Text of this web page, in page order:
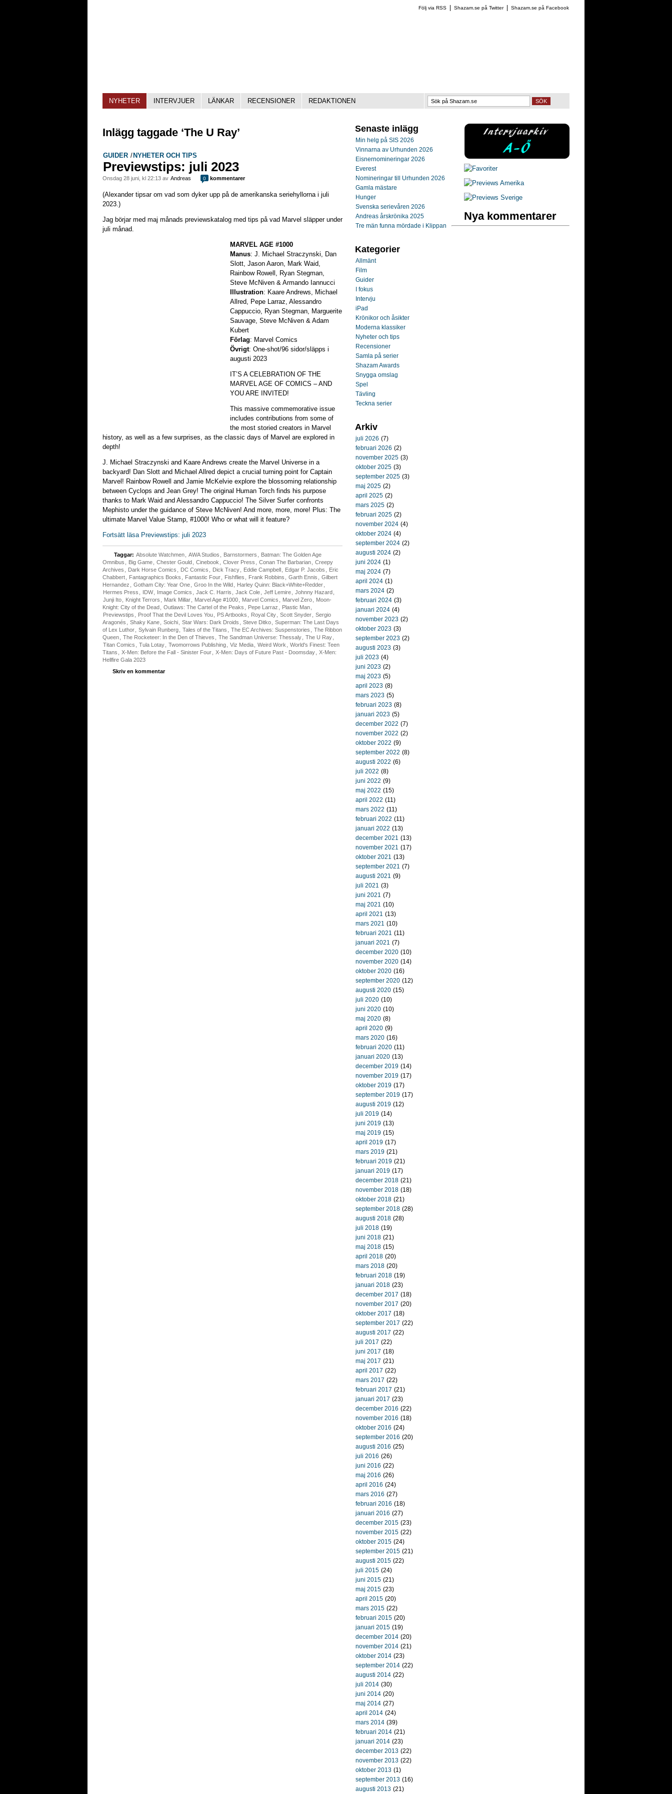
Shazam.se på Facebook
Shazam.se på Twitter
Följ via RSS
NYHETER INTERVJUER LÄNKAR RECENSIONER REDAKTIONEN SÖK
Inlägg taggade ‘The U Ray’
GUIDER / NYHETER OCH TIPS
Previewstips: juli 2023
onsdag 28 juni, kl 22:13 av Andreas 0 kommentarer
(Alexander tipsar om vad som dyker upp på de amerikanska seriehyllorna i juli
2023.)
Jag börjar med maj månads previewskatalog med tips på vad Marvel släpper under
juli månad.
MARVEL AGE #1000
Manus: J. Michael Straczynski, Dan
Slott, Jason Aaron, Mark Waid,
Rainbow Rowell, Ryan Stegman,
Steve McNiven & Armando Iannucci
Illustration: Kaare Andrews, Michael
Allred, Pepe Larraz, Alessandro
Cappuccio, Ryan Stegman, Marguerite
Sauvage, Steve McNiven & Adam
Kubert
Förlag: Marvel Comics
Övrigt: One-shot/96 sidor/släpps i
augusti 2023
IT’S A CELEBRATION OF THE
MARVEL AGE OF COMICS – AND
YOU ARE INVITED!
This massive commemorative issue
includes contributions from some of
the most storied creators in Marvel
history, as well as a few surprises, as the classic days of Marvel are explored in
depth!
J. Michael Straczynski and Kaare Andrews create the Marvel Universe in a
backyard! Dan Slott and Michael Allred depict a crucial turning point for Captain
Marvel! Rainbow Rowell and Jamie McKelvie explore the blossoming relationship
between Cyclops and Jean Grey! The original Human Torch finds his purpose
thanks to Mark Waid and Alessandro Cappuccio! The Silver Surfer confronts
Mephisto under the guidance of Steve McNiven! And more, more, more! Plus: The
ultimate Marvel Value Stamp, #1000! Who or what will it feature?
Fortsätt läsa Previewstips: juli 2023
Taggar: Absolute Watchmen AWA Studios Barnstormers
Batman: The Golden Age
Omnibus
Big Game Chester Gould Cinebook Clover Press Conan The Barbarian
Creepy
Archives
Dark Horse Comics DC Comics Dick Tracy Eddie Campbell Edgar P. Jacobs
Eric
Chabbert
Fantagraphics Books Fantastic Four Fishflies Frank Robbins Garth Ennis
Gilbert
Hernandez
Gotham City: Year One Groo In the Wild Harley Quinn: Black+White+Redder
Hermes Press
IDW Image Comics Jack C. Harris Jack Cole Jeff Lemire Johnny Hazard
Junji Ito
Knight Terrors Mark Millar Marvel Age #1000 Marvel Comics Marvel Zero
Moon-
Knight: City of the Dead
Outlaws: The Cartel of the Peaks Pepe Larraz Plastic Man
Previewstips
Proof That the Devil Loves You PS Artbooks Royal City Scott Snyder
Sergio
Aragonés
Shaky Kane Soichi Star Wars: Dark Droids Steve Ditko
Superman: The Last Days
of Lex Luthor
Sylvain Runberg Tales of the Titans The EC Archives: Suspenstories
The Ribbon
Queen
The Rocketeer: In the Den of Thieves The Sandman Universe: Thessaly The U Ray
Titan Comics
Tula Lotay Twomorrows Publishing Viz Media Weird Work
World's Finest: Teen
Titans
X-Men: Before the Fall - Sinister Four X-Men: Days of Future Past - Doomsday
X-Men:
Hellfire Gala 2023
Skriv en kommentar
Senaste inlägg
Min helg på SIS 2026
Vinnarna av Urhunden 2026
Eisnernomineringar 2026
Everest
Nomineringar till Urhunden 2026
Gamla mästare
Hunger
Svenska serievåren 2026
Andreas årskrönika 2025
Tre män funna mördade i Klippan
Kategorier
Allmänt
Film
Guider
I fokus
Intervju
iPad
Krönikor och åsikter
Moderna klassiker
Nyheter och tips
Recensioner
Samla på serier
Shazam Awards
Snygga omslag
Spel
Tävling
Teckna serier
Arkiv
juli 2026 (7)
februari 2026 (2)
november 2025 (3)
oktober 2025 (3)
september 2025 (3)
maj 2025 (2)
april 2025 (2)
mars 2025 (2)
februari 2025 (2)
november 2024 (4)
oktober 2024 (4)
september 2024 (2)
augusti 2024 (2)
juni 2024 (1)
maj 2024 (7)
april 2024 (1)
mars 2024 (2)
februari 2024 (3)
januari 2024 (4)
november 2023 (2)
oktober 2023 (3)
september 2023 (2)
augusti 2023 (3)
juli 2023 (4)
juni 2023 (2)
maj 2023 (5)
april 2023 (8)
mars 2023 (5)
februari 2023 (8)
januari 2023 (5)
december 2022 (7)
november 2022 (2)
oktober 2022 (9)
september 2022 (8)
augusti 2022 (6)
juli 2022 (8)
juni 2022 (9)
maj 2022 (15)
april 2022 (11)
mars 2022 (11)
februari 2022 (11)
januari 2022 (13)
december 2021 (13)
november 2021 (17)
oktober 2021 (13)
september 2021 (7)
augusti 2021 (9)
juli 2021 (3)
juni 2021 (7)
maj 2021 (10)
april 2021 (13)
mars 2021 (10)
februari 2021 (11)
januari 2021 (7)
december 2020 (10)
november 2020 (14)
oktober 2020 (16)
september 2020 (12)
augusti 2020 (15)
juli 2020 (10)
juni 2020 (10)
maj 2020 (8)
april 2020 (9)
mars 2020 (16)
februari 2020 (11)
januari 2020 (13)
december 2019 (14)
november 2019 (17)
oktober 2019 (17)
september 2019 (17)
augusti 2019 (12)
juli 2019 (14)
juni 2019 (13)
maj 2019 (15)
april 2019 (17)
mars 2019 (21)
februari 2019 (21)
januari 2019 (17)
december 2018 (21)
november 2018 (18)
oktober 2018 (21)
september 2018 (28)
augusti 2018 (28)
juli 2018 (19)
juni 2018 (21)
maj 2018 (15)
april 2018 (20)
mars 2018 (20)
februari 2018 (19)
januari 2018 (23)
december 2017 (18)
november 2017 (20)
oktober 2017 (18)
september 2017 (22)
augusti 2017 (22)
juli 2017 (22)
juni 2017 (18)
maj 2017 (21)
april 2017 (22)
mars 2017 (22)
februari 2017 (21)
januari 2017 (23)
december 2016 (22)
november 2016 (18)
oktober 2016 (24)
september 2016 (20)
augusti 2016 (25)
juli 2016 (26)
juni 2016 (22)
maj 2016 (26)
april 2016 (24)
mars 2016 (27)
februari 2016 (18)
januari 2016 (27)
december 2015 (23)
november 2015 (22)
oktober 2015 (24)
september 2015 (21)
augusti 2015 (22)
juli 2015 (24)
juni 2015 (21)
maj 2015 (23)
april 2015 (20)
mars 2015 (22)
februari 2015 (20)
januari 2015 (19)
december 2014 (20)
november 2014 (21)
oktober 2014 (23)
september 2014 (22)
augusti 2014 (22)
juli 2014 (30)
juni 2014 (20)
maj 2014 (27)
april 2014 (24)
mars 2014 (39)
februari 2014 (21)
januari 2014 (23)
december 2013 (22)
november 2013 (22)
oktober 2013 (1)
september 2013 (16)
augusti 2013 (21)
Nya kommentarer